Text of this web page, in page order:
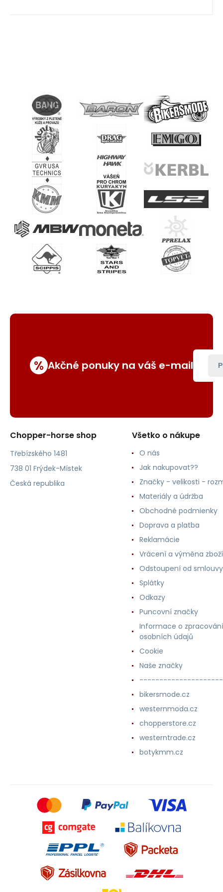
% Akčné ponuky na váš e-mail
Chopper-horse shop
Třebízského 1481
738 01 Frýdek-Místek
Česká republika
Všetko o nákupe
O nás
Jak nakupovat??
Značky - velikosti -
Materiály a údržba
Obchodné podmienky
Doprava a platba
Reklamácie
Vrácení a výměna zboží
Odstoupení od smlouvy
Splátky
Odkazy
Puncovní značky
Informace o zpracování
osobních údajů
Cookie
Naše značky
bikersmode.cz
westernmoda.cz
chopperstore.cz
westerntrade.cz
botykmm.cz